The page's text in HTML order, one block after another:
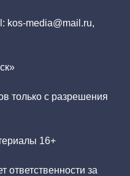
kos-media@mail.ru,
только с разрешения
16+
ответственности за